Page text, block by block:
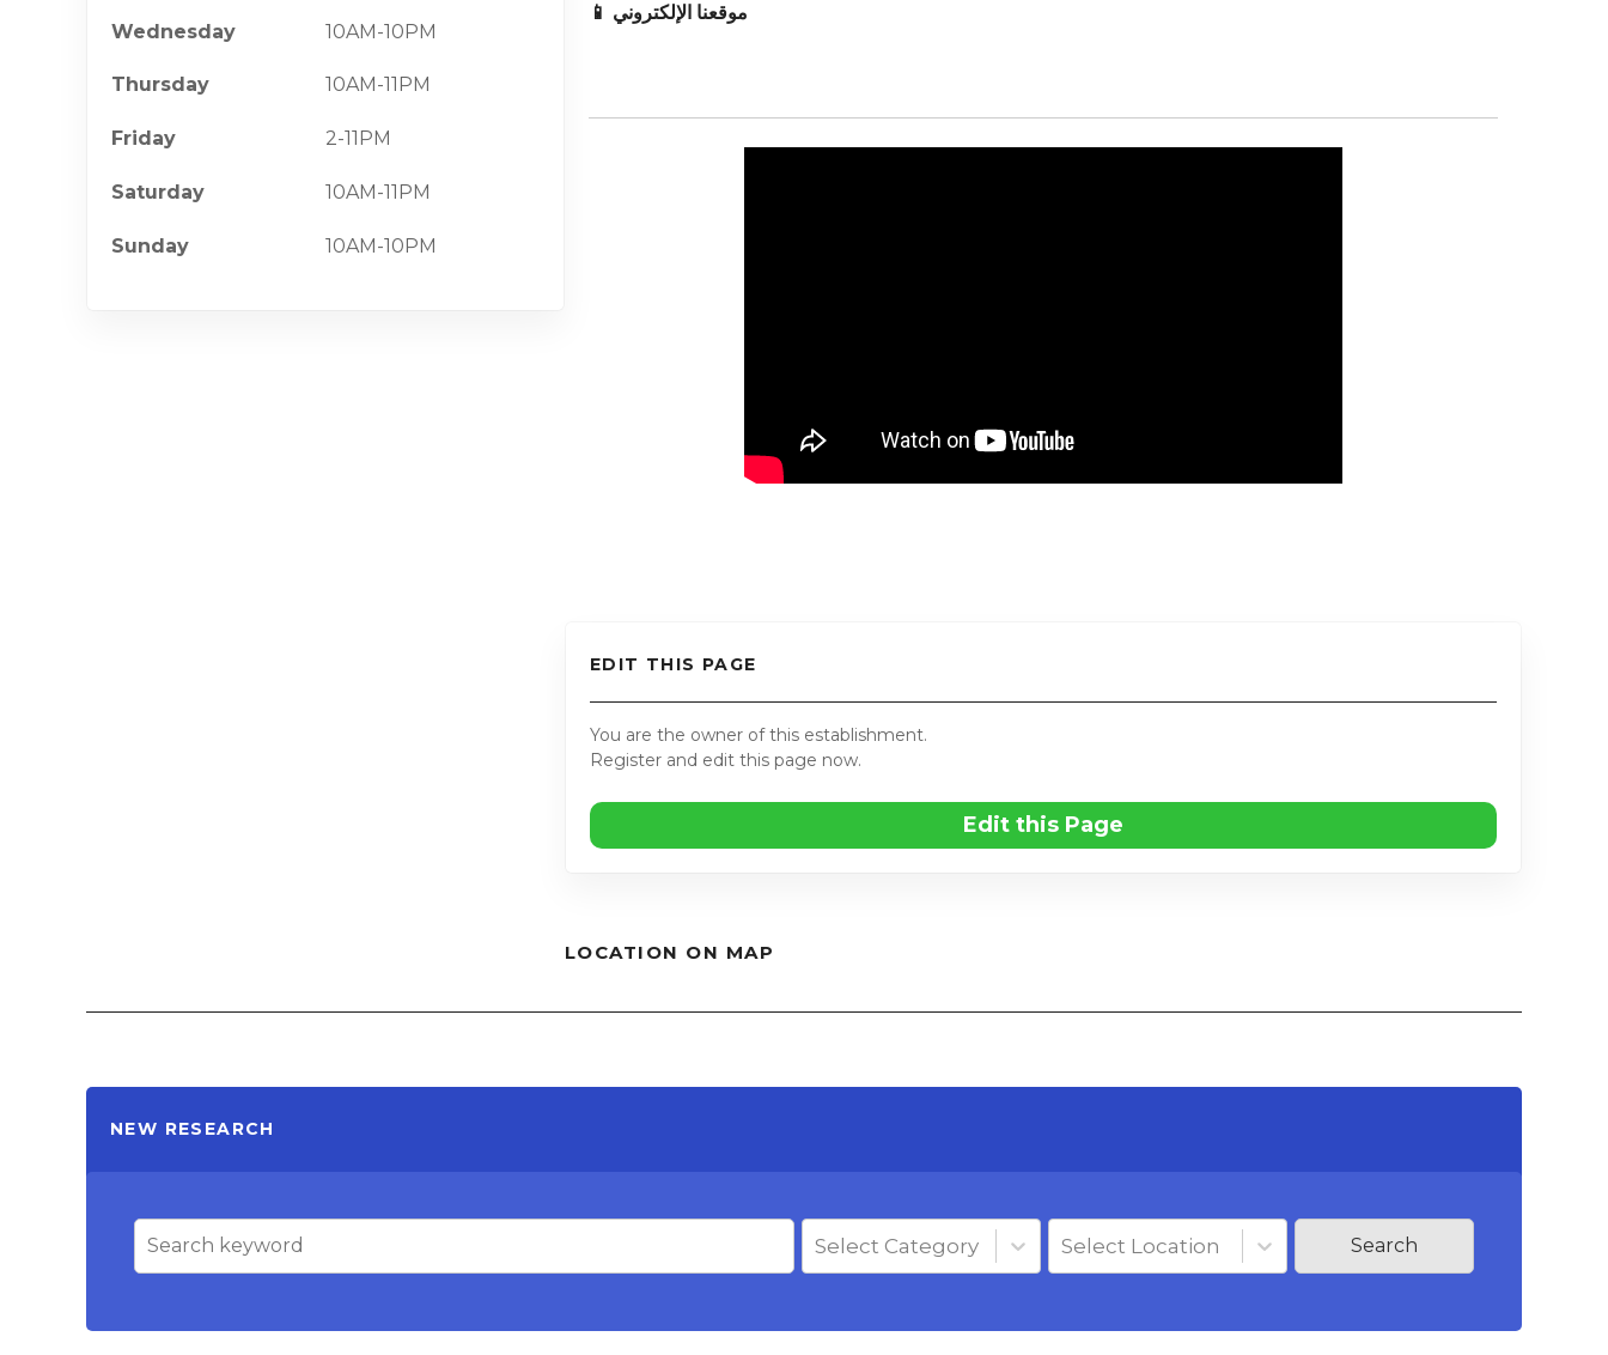
Wednesday 10AM-10PM
Thursday 10AM-11PM
Friday 2-11PM
Saturday 10AM-11PM
Sunday 10AM-10PM
📱 موقعنا الإلكتروني
EDIT THIS PAGE
You are the owner of this establishment.
Register and edit this page now.
Edit this Page
LOCATION ON MAP
NEW RESEARCH
Select Category Select Location Search